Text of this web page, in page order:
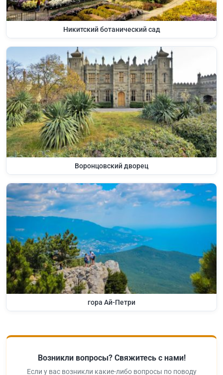
Никитский ботанический сад
Воронцовский дворец
гора Ай-Петри
Возникли вопросы? Свяжитесь с нами!
Если у вас возникли какие-либо вопросы по поводу